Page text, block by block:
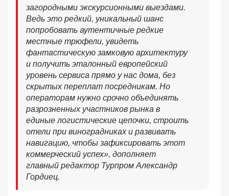
загородными экскурсионными выездами.
Ведь это редкий, уникальный шанс
попробовать аутентичные редкие
местные трюфели, увидеть
фантастическую замковую архитектуру
и получить эталонный европейский
уровень сервиса прямо у нас дома, без
скрытых переплат посредникам. Но
операторам нужно срочно объединять
разрозненных участников рынка в
единые логистические цепочки, строить
отели при виноградниках и развивать
навигацию, чтобы зафиксировать этот
коммерческий успех», дополняет
главный редактор Турпром Александр
Гордиец.